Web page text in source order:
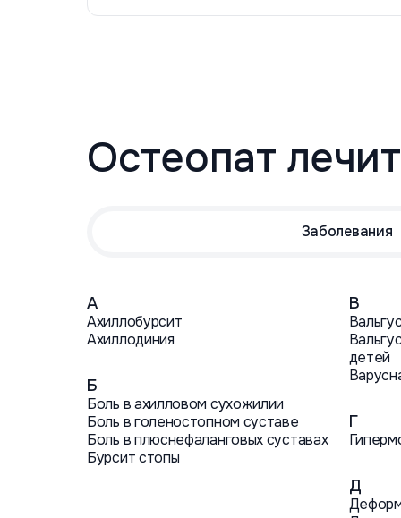
Остеопат
Заболевания
А
Ахиллобурсит
Ахиллодиния
Б
Боль в ахилловом сухожилии
Боль в голеностопном суставе
Боль в плюснефаланговых суставах
Бурсит стопы
В
детей
Г
Д